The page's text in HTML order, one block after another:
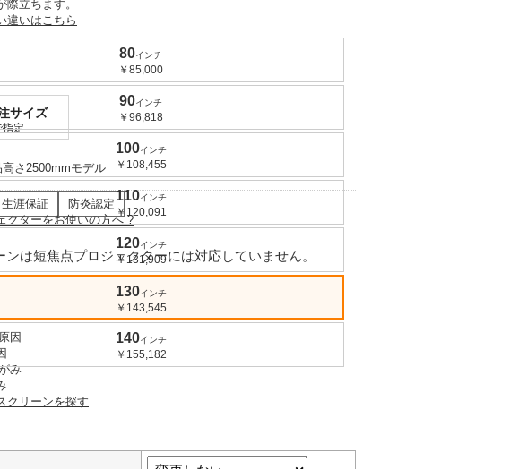
際立ちます。
違いはこちら
80インチ
￥85,000
90インチ
￥96,818
100インチ
￥108,455
110インチ
￥120,091
120インチ
￥131,909
130インチ
￥143,545
140インチ
￥155,182
サイズ
指定
高さ2500mmモデル
生涯保証
防炎認定
クターをお使いの方へ ?
ンは短焦点プロジェクターには対応していません。
クターを
た場合の見え方
クリーンを探す